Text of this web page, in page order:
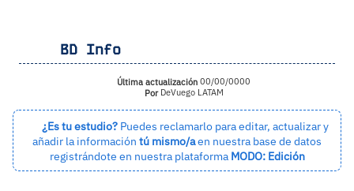
BD Info
Última actualización 00/00/0000
PorDeVuego LATAM
¿Es tu estudio? Puedes reclamarlo para editar, actualizar y
añadir la información tú mismo/aen nuestra base de datos
registrándote en nuestra plataforma MODO: Edición